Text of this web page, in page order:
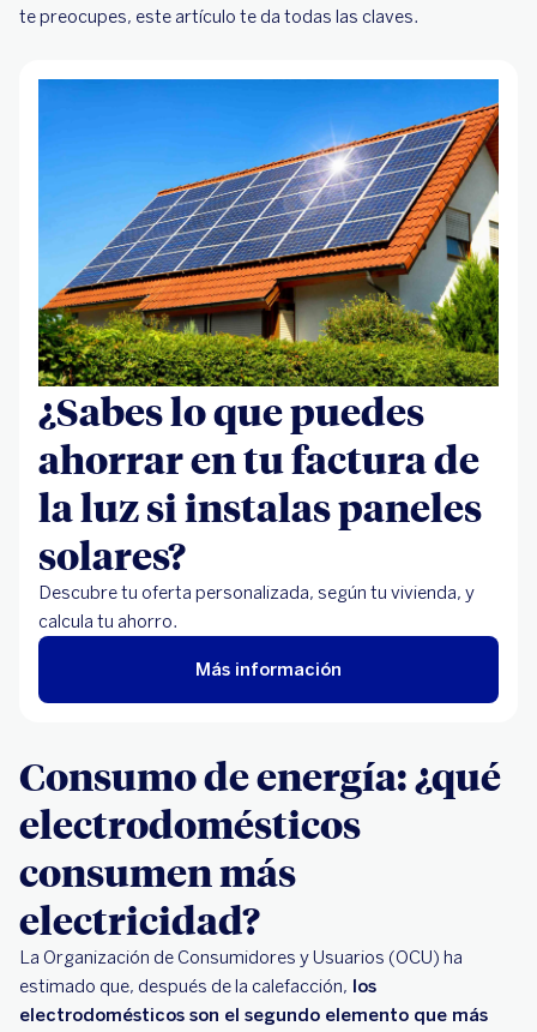
te preocupes, este artículo te da todas las claves.
¿Sabes lo que puedes
ahorrar en tu factura de
la luz si instalas paneles
solares?
Descubre tu oferta personalizada, según tu vivienda, y
calcula tu ahorro.
Más información
Consumo de energía: ¿qué
electrodomésticos
consumen más
electricidad?
La Organización de Consumidores y Usuarios (OCU) ha
estimado que, después de la calefacción, los
electrodomésticos son el segundo elemento que más